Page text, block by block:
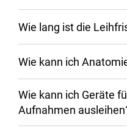
Nutzungsdaten.
(Benutzername
eine 6stellige PIN.
Bitte beachten
Wie lang ist die
Wie kann ich
Wie kann ich Geräte
Aufnahmen